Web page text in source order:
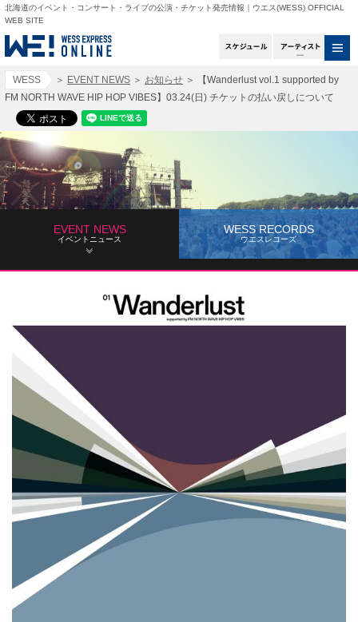
北海道のイベント・コンサート・ライブの公演・チケット発売情報｜ウエス(WESS) OFFICIAL
WEB SITE
スケジュールアー
WESS ＞ EVENT NEWS ＞ お知らせ ＞
【Wanderlust vol.1 supported by
FM NORTH WAVE HIP HOP VIBES】03.24(日) チケットの払い戻しについて
EVENT NEWS
イベントニュース
WESS RECORDS
ウエスレコーズ